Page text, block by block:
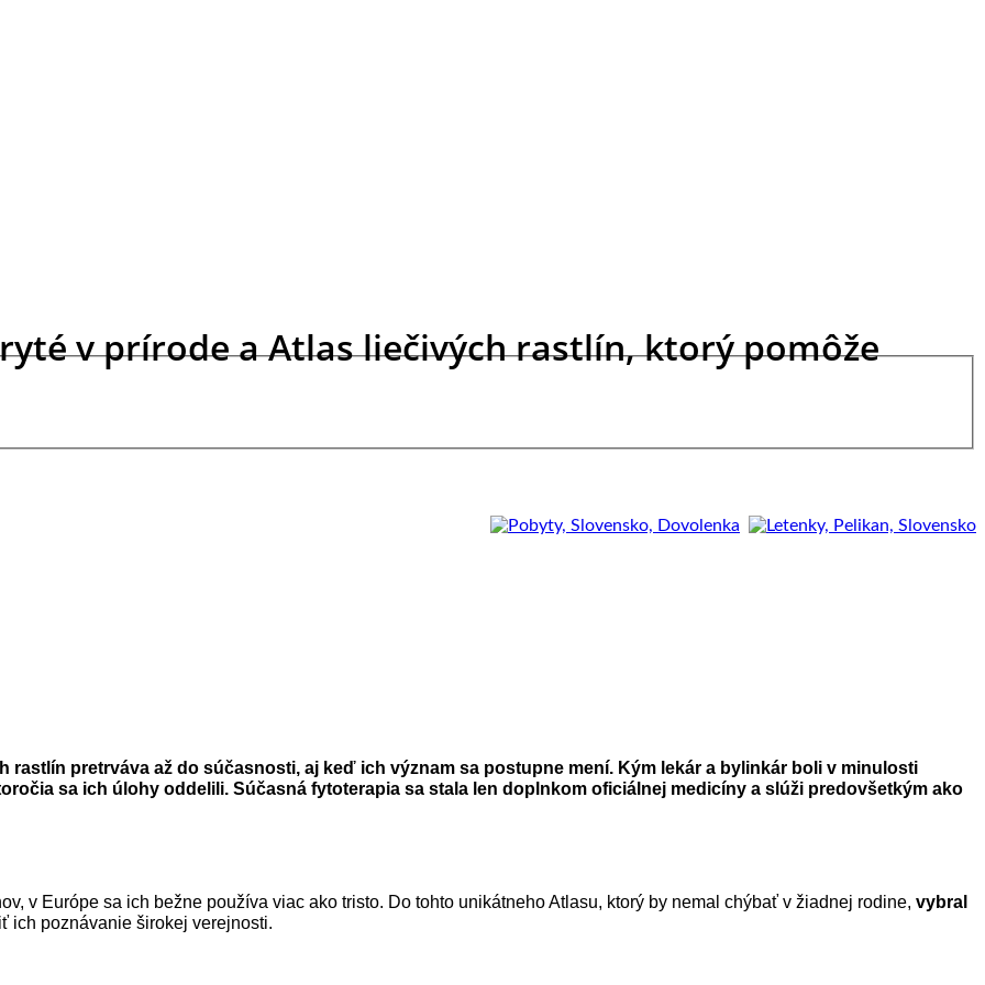
v prírode a Atlas liečivých rastlín, ktorý pomôže
rastlín pretrváva až do súčasnosti, aj keď ich význam sa postupne mení. Kým lekár a bylinkár boli v minulosti
sa ich úlohy oddelili. Súčasná fytoterapia sa stala len doplnkom oficiálnej medicíny a slúži predovšetkým ako
v Európe sa ich bežne používa viac ako tristo. Do tohto unikátneho Atlasu, ktorý by nemal chýbať v žiadnej rodine, vybral
ich poznávanie širokej verejnosti.